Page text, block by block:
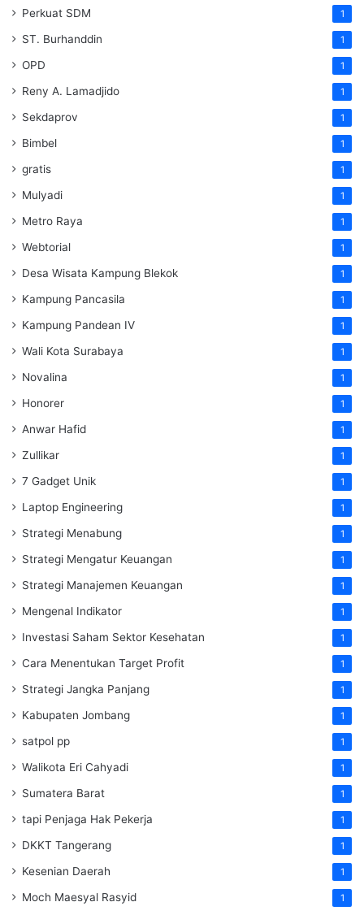
Perkuat SDM 1
ST. Burhanddin 1
OPD 1
Reny A. Lamadjido 1
Sekdaprov 1
Bimbel 1
gratis 1
Mulyadi 1
Metro Raya 1
Webtorial 1
Desa Wisata Kampung Blekok 1
Kampung Pancasila 1
Kampung Pandean IV 1
Wali Kota Surabaya 1
Novalina 1
Honorer 1
Anwar Hafid 1
Zullikar 1
7 Gadget Unik 1
Laptop Engineering 1
Strategi Menabung 1
Strategi Mengatur Keuangan 1
Strategi Manajemen Keuangan 1
Mengenal Indikator 1
Investasi Saham Sektor Kesehatan 1
Cara Menentukan Target Profit 1
Strategi Jangka Panjang 1
Kabupaten Jombang 1
satpol pp 1
Walikota Eri Cahyadi 1
Sumatera Barat 1
tapi Penjaga Hak Pekerja 1
DKKT Tangerang 1
Kesenian Daerah 1
Moch Maesyal Rasyid 1